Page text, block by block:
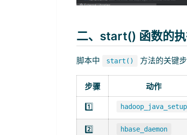
二、start() 函数的
脚本中 start() 方法的关键步
步骤 动作
1️⃣ hadoop_java_setup
2️⃣ hbase_daemon